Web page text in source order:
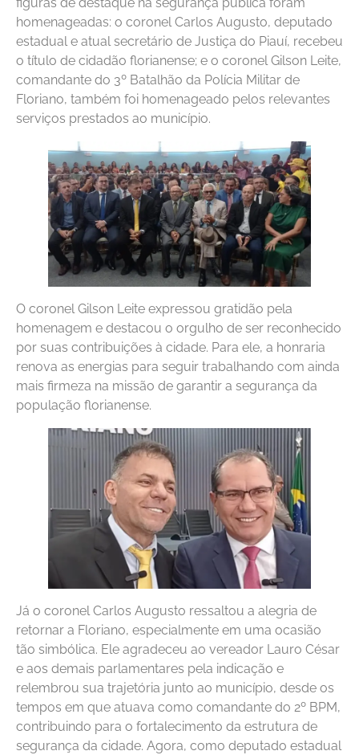
homenageadas: o coronel Carlos Augusto, deputado
estadual e atual secretário de Justiça do Piauí, recebeu
o título de cidadão florianense; e o coronel Gilson Leite,
comandante do 3º Batalhão da Polícia Militar de
Floriano, também foi homenageado pelos relevantes
serviços prestados ao município.
O coronel Gilson Leite expressou gratidão pela
homenagem e destacou o orgulho de ser reconhecido
por suas contribuições à cidade. Para ele, a honraria
renova as energias para seguir trabalhando com ainda
mais firmeza na missão de garantir a segurança da
população florianense.
Já o coronel Carlos Augusto ressaltou a alegria de
retornar a Floriano, especialmente em uma ocasião
tão simbólica. Ele agradeceu ao vereador Lauro César
e aos demais parlamentares pela indicação e
relembrou sua trajetória junto ao município, desde os
tempos em que atuava como comandante do 2º BPM,
contribuindo para o fortalecimento da estrutura de
segurança da cidade. Agora, como deputado estadual